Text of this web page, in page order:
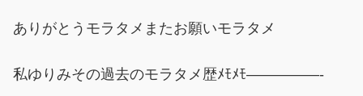
ありがとうモラタメまたお願いモラタメ
私ゆりみその過去のモラタメ歴ﾒﾓﾒﾓ—————-